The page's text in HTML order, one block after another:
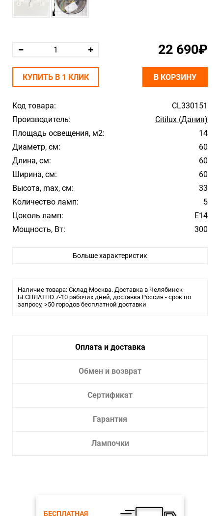
Код товара:
CL330151
Производитель:
Citilux (Дания)
Площадь освещения, м2:
14
Диаметр, см:
60
Длина, см:
60
Ширина, см:
60
Высота, max, см:
33
Количество ламп:
5
Цоколь ламп:
E14
Мощность, Вт:
300
Цвет плафона/абажура:
Помещение:
Гостиная, Кухня, Спальня
Лампочки в комплекте:
Больше характеристик
Наличие товара: Склад Москва. Доставка в Челябинск
БЕСПЛАТНО 7-10 рабочих дней, доставка Россия - срок по
запросу, >50 городов бесплатной доставки
22 690₽
КУПИТЬ В 1 КЛИК В КОРЗИНУ
Оплата и доставка
Обмен и возврат
Сертификат
Гарантия
Лампочки
БЕСПЛАТНАЯ